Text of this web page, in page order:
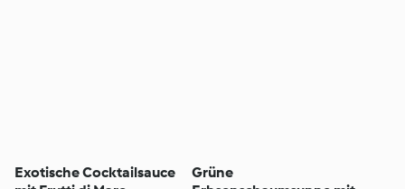
Exotische Cocktailsauce
Grüne